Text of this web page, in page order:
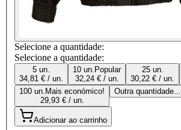
Selecione a quantidade:
Selecione a quantidade:
5 un.
34,81 € / un.
10 un. Popular
32,24 € / un.
25 un.
30,22 € / un.
100 un. Mais económico!
29,93 € / un.
Outra quantidade...
Adicionar ao carrinho